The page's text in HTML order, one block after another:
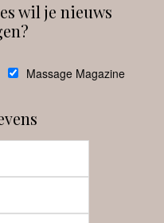
wil je nieuws
Massage Magazine